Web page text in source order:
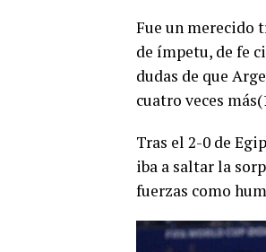
Fue un merecido
de ímpetu, de fe
dudas de que
cuatro veces
Tras el 2-0 de
iba a saltar la
fuerzas como